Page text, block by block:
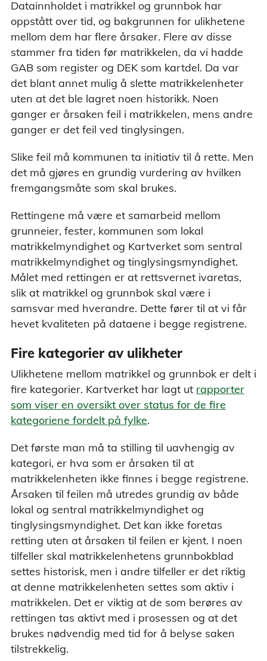
Datainnholdet i matrikkel og grunnbok har
oppstått over tid, og bakgrunnen for ulikhetene
mellom dem har flere årsaker. Flere av disse
stammer fra tiden før matrikkelen, da vi hadde
GAB som register og DEK som kartdel. Da var
det blant annet mulig å slette matrikkelenheter
uten at det ble lagret noen historikk. Noen
ganger er årsaken feil i matrikkelen, mens andre
ganger er det feil ved tinglysingen.
Slike feil må kommunen ta initiativ til å rette. Men
det må gjøres en grundig vurdering av hvilken
fremgangsmåte som skal brukes.
Rettingene må være et samarbeid mellom
grunneier, fester, kommunen som lokal
matrikkelmyndighet og Kartverket som sentral
matrikkelmyndighet og tinglysingsmyndighet.
Målet med rettingen er at rettsvernet ivaretas,
slik at matrikkel og grunnbok skal være i
samsvar med hverandre. Dette fører til at vi får
hevet kvaliteten på dataene i begge registrene.
Fire kategorier av ulikheter
Ulikhetene mellom matrikkel og grunnbok er delt i
fire kategorier. Kartverket har lagt ut rapporter
som viser en oversikt over status for de fire
kategoriene fordelt på fylke.
Det første man må ta stilling til uavhengig av
kategori, er hva som er årsaken til at
matrikkelenheten ikke finnes i begge registrene.
Årsaken til feilen må utredes grundig av både
lokal og sentral matrikkelmyndighet og
tinglysingsmyndighet. Det kan ikke foretas
retting uten at årsaken til feilen er kjent. I noen
tilfeller skal matrikkelenhetens grunnbokblad
settes historisk, men i andre tilfeller er det riktig
at denne matrikkelenheten settes som aktiv i
matrikkelen. Det er viktig at de som berøres av
rettingen tas aktivt med i prosessen og at det
brukes nødvendig med tid for å belyse saken
tilstrekkelig.